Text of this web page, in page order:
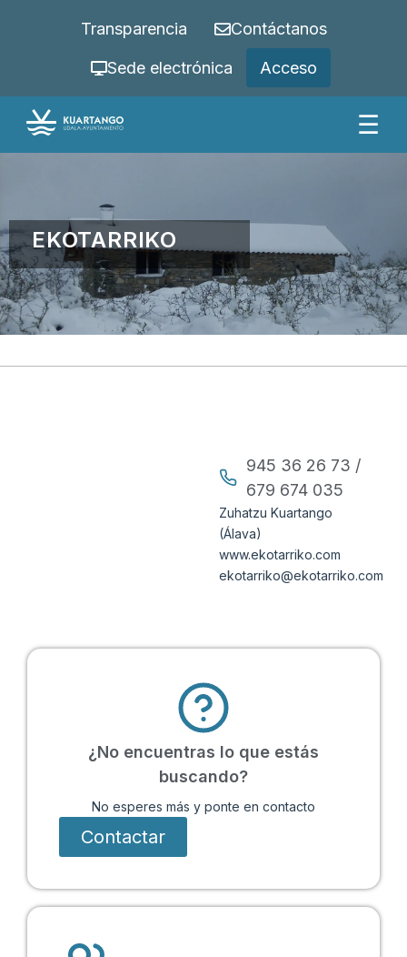
Transparencia Contáctanos
Sede electrónica Acceso
☰
EKOTARRIKO
945 36 26 73 /
679 674 035
Zuhatzu Kuartango
(Álava)
www.ekotarriko.com
ekotarriko@ekotarriko.com
¿No encuentras lo que estás
buscando?
No esperes más y ponte en contacto
Contactar